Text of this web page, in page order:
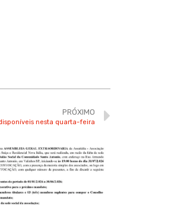
PRÓXIMO
nesta quarta-feira